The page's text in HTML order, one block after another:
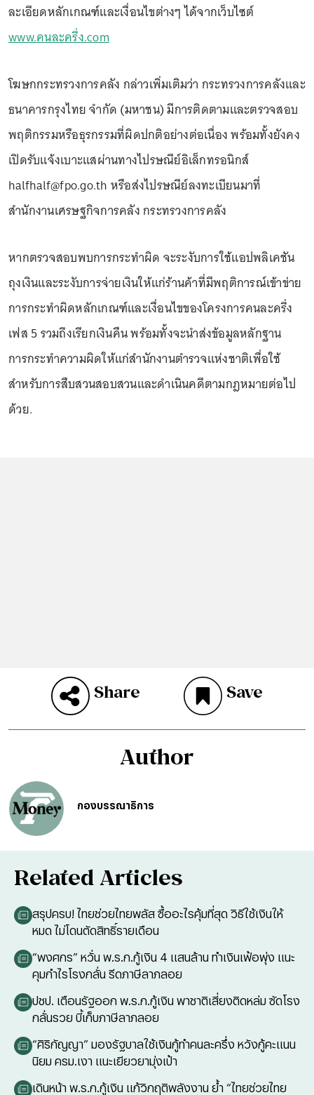
ละเอียดหลักเกณฑ์และเงื่อนไขต่างๆ ได้จากเว็บไซต์
www.คนละครึ่ง.com
โฆษกกระทรวงการคลัง กล่าวเพิ่มเติมว่า กระทรวงการคลังและ
ธนาคารกรุงไทย จำกัด (มหาชน) มีการติดตามและตรวจสอบ
พฤติกรรมหรือธุรกรรมที่ผิดปกติอย่างต่อเนื่อง พร้อมทั้งยังคง
เปิดรับแจ้งเบาะแสผ่านทางไปรษณีย์อิเล็กทรอนิกส์
halfhalf@fpo.go.th หรือส่งไปรษณีย์ลงทะเบียนมาที่
สำนักงานเศรษฐกิจการคลัง กระทรวงการคลัง
หากตรวจสอบพบการกระทำผิด จะระงับการใช้แอปพลิเคชัน
ถุงเงินและระงับการจ่ายเงินให้แก่ร้านค้าที่มีพฤติการณ์เข้าข่าย
การกระทำผิดหลักเกณฑ์และเงื่อนไขของโครงการคนละครึ่ง
เฟส 5 รวมถึงเรียกเงินคืน พร้อมทั้งจะนำส่งข้อมูลหลักฐาน
การกระทำความผิดให้แก่สำนักงานตำรวจแห่งชาติเพื่อใช้
สำหรับการสืบสวนสอบสวนและดำเนินคดีตามกฎหมายต่อไป
ด้วย.
Share Save
Author
กองบรรณาธิการ
Related Articles
สรุปครบ! ไทยช่วยไทยพลัส ซื้ออะไรคุ้มที่สุด วิธีใช้เงินให้
หมด ไม่โดนตัดสิทธิ์รายเดือน
“พงศกร” หวั่น พ.ร.ก.กู้เงิน 4 แสนล้าน ทำเงินเฟ้อพุ่ง แนะ
คุมกำไรโรงกลั่น รีดภาษีลาภลอย
ปชป. เตือนรัฐออก พ.ร.ก.กู้เงิน พาชาติเสี่ยงติดหล่ม ซัดโรง
กลั่นรวย บี้เก็บภาษีลาภลอย
“ศิริกัญญา” มองรัฐบาลใช้เงินกู้ทำคนละครึ่ง หวังกู้คะแนน
นิยม ครม.เงา แนะเยียวยามุ่งเป้า
เดินหน้า พ.ร.ก.กู้เงิน แก้วิกฤติพลังงาน ย้ำ “ไทยช่วยไทย